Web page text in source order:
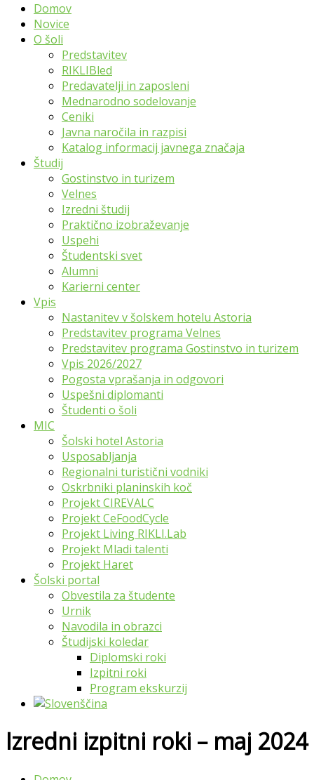
Domov
Novice
O šoli
Predstavitev
RIKLIBled
Predavatelji in zaposleni
Mednarodno sodelovanje
Ceniki
Javna naročila in razpisi
Katalog informacij javnega značaja
Študij
Gostinstvo in turizem
Velnes
Izredni študij
Praktično izobraževanje
Uspehi
Študentski svet
Alumni
Karierni center
Vpis
Nastanitev v šolskem hotelu Astoria
Predstavitev programa Velnes
Predstavitev programa Gostinstvo in turizem
Vpis 2026/2027
Pogosta vprašanja in odgovori
Uspešni diplomanti
Študenti o šoli
MIC
Šolski hotel Astoria
Usposabljanja
Regionalni turistični vodniki
Oskrbniki planinskih koč
Projekt CIREVALC
Projekt CeFoodCycle
Projekt Living RIKLI.Lab
Projekt Mladi talenti
Projekt Haret
Šolski portal
Obvestila za študente
Urnik
Navodila in obrazci
Študijski koledar
Diplomski roki
Izpitni roki
Program ekskurzij
Izredni izpitni roki – maj 2024